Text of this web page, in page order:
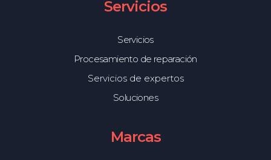
Servicios
Servicios
Procesamiento de reparación
Servicios de expertos
Soluciones
Marcas